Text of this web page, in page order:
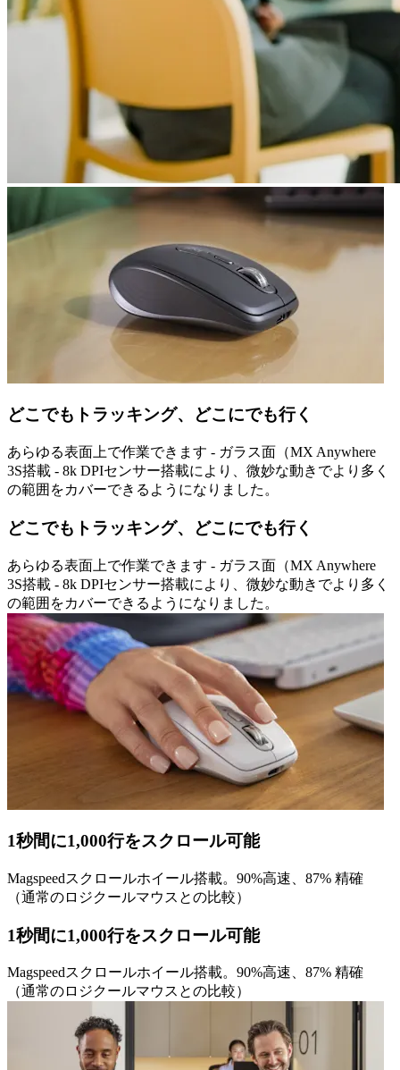
どこでもトラッキング、どこにでも行く
あらゆる表面上で作業できます - ガラス面（MX Anywhere
3S搭載 - 8k DPIセンサー搭載により、微妙な動きでより多く
の範囲をカバーできるようになりました。
どこでもトラッキング、どこにでも行く
あらゆる表面上で作業できます - ガラス面（MX Anywhere
3S搭載 - 8k DPIセンサー搭載により、微妙な動きでより多く
の範囲をカバーできるようになりました。
1秒間に1,000行をスクロール可能
Magspeedスクロールホイール搭載。90%高速、87% 精確
（通常のロジクールマウスとの比較）
1秒間に1,000行をスクロール可能
Magspeedスクロールホイール搭載。90%高速、87% 精確
（通常のロジクールマウスとの比較）